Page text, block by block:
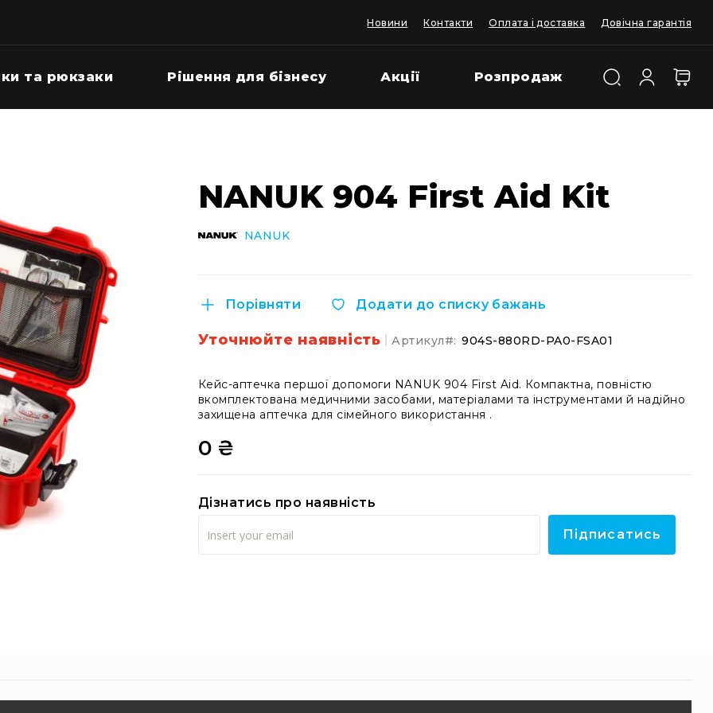
Новини Контакти Оплата і доставка Довічна гарантія
та рюкзаки Рішення для бізнесу Акції Розпродаж
NANUK 904 First Aid Kit
NANUK
Порівняти Додати до списку бажань
Уточнюйте наявність Артикул 904S-880RD-PA0-FSA01
Кейс-аптечка першої допомоги NANUK 904 First Aid. Компактна, повністю
вкомплектована медичними засобами, матеріалами та інструментами й надійно
захищена аптечка для сімейного використання .
0 ₴
Дізнатись про наявність
Підписатись